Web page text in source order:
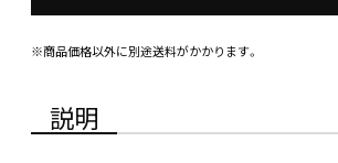
※商品価格以外に別途送料がかかります。
説明